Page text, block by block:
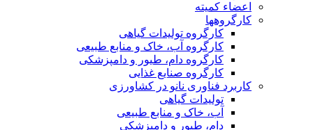
اعضاء کمیته
کارگروه‏ها
کارگروه تولیدات گیاهی
کارگروه آب، خاک و منابع طبیعی
کارگروه دام، طیور و دامپزشکی
کارگروه صنایع غذایی
کاربرد فناوری نانو در کشاورزی
تولیدات گیاهی
آب، خاک و منابع طبیعی
دام، طیور و دامپزشکی